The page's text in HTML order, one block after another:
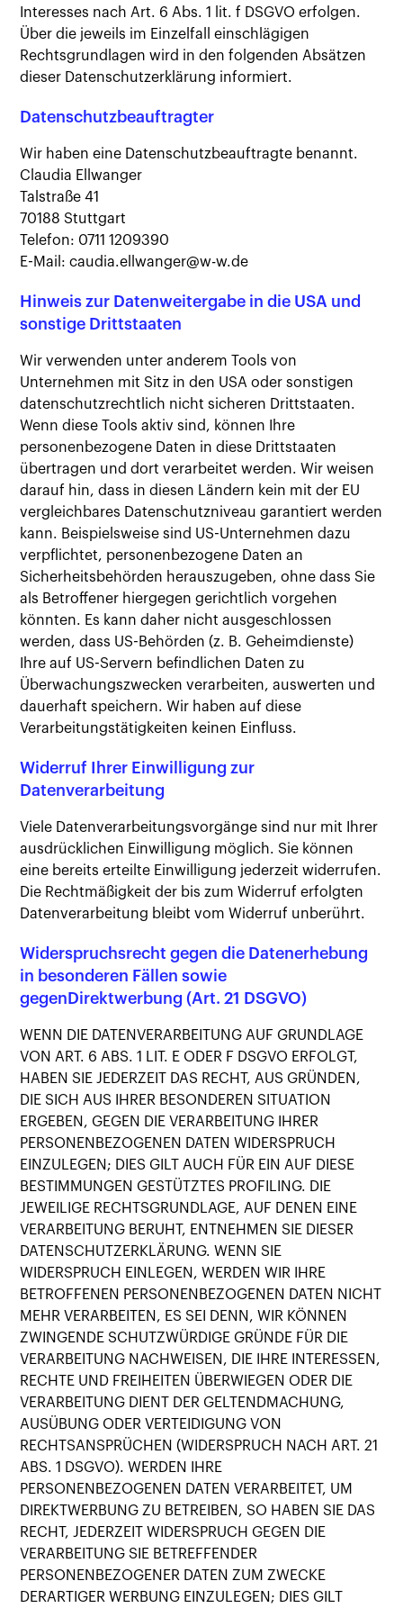
Interesses nach Art. 6 Abs. 1 lit. f DSGVO erfolgen.
Über die jeweils im Einzelfall einschlägigen
Rechtsgrundlagen wird in den folgenden Absätzen
dieser Datenschutzerklärung informiert.
Datenschutzbeauftragter
Wir haben eine Datenschutzbeauftragte benannt.
Claudia Ellwanger
Talstraße 41
70188 Stuttgart
Telefon: 0711 1209390
E-Mail: caudia.ellwanger@w-w.de
Hinweis zur Datenweitergabe in die USA und
sonstige Drittstaaten
Wir verwenden unter anderem Tools von
Unternehmen mit Sitz in den USA oder sonstigen
datenschutzrechtlich nicht sicheren Drittstaaten.
Wenn diese Tools aktiv sind, können Ihre
personenbezogene Daten in diese Drittstaaten
übertragen und dort verarbeitet werden. Wir weisen
darauf hin, dass in diesen Ländern kein mit der EU
vergleichbares Datenschutzniveau garantiert werden
kann. Beispielsweise sind US-Unternehmen dazu
verpflichtet, personenbezogene Daten an
Sicherheitsbehörden herauszugeben, ohne dass Sie
als Betroffener hiergegen gerichtlich vorgehen
könnten. Es kann daher nicht ausgeschlossen
werden, dass US-Behörden (z. B. Geheimdienste)
Ihre auf US-Servern befindlichen Daten zu
Überwachungszwecken verarbeiten, auswerten und
dauerhaft speichern. Wir haben auf diese
Verarbeitungstätigkeiten keinen Einfluss.
Widerruf Ihrer Einwilligung zur
Datenverarbeitung
Viele Datenverarbeitungsvorgänge sind nur mit Ihrer
ausdrücklichen Einwilligung möglich. Sie können
eine bereits erteilte Einwilligung jederzeit widerrufen.
Die Rechtmäßigkeit der bis zum Widerruf erfolgten
Datenverarbeitung bleibt vom Widerruf unberührt.
Widerspruchsrecht gegen die Datenerhebung
in besonderen Fällen sowie
gegenDirektwerbung (Art. 21 DSGVO)
WENN DIE DATENVERARBEITUNG AUF GRUNDLAGE
VON ART. 6 ABS. 1 LIT. E ODER F DSGVO ERFOLGT,
HABEN SIE JEDERZEIT DAS RECHT, AUS GRÜNDEN,
DIE SICH AUS IHRER BESONDEREN SITUATION
ERGEBEN, GEGEN DIE VERARBEITUNG IHRER
PERSONENBEZOGENEN DATEN WIDERSPRUCH
EINZULEGEN; DIES GILT AUCH FÜR EIN AUF DIESE
BESTIMMUNGEN GESTÜTZTES PROFILING. DIE
JEWEILIGE RECHTSGRUNDLAGE, AUF DENEN EINE
VERARBEITUNG BERUHT, ENTNEHMEN SIE DIESER
DATENSCHUTZERKLÄRUNG. WENN SIE
WIDERSPRUCH EINLEGEN, WERDEN WIR IHRE
BETROFFENEN PERSONENBEZOGENEN DATEN NICHT
MEHR VERARBEITEN, ES SEI DENN, WIR KÖNNEN
ZWINGENDE SCHUTZWÜRDIGE GRÜNDE FÜR DIE
VERARBEITUNG NACHWEISEN, DIE IHRE INTERESSEN,
RECHTE UND FREIHEITEN ÜBERWIEGEN ODER DIE
VERARBEITUNG DIENT DER GELTENDMACHUNG,
AUSÜBUNG ODER VERTEIDIGUNG VON
RECHTSANSPRÜCHEN (WIDERSPRUCH NACH ART. 21
ABS. 1 DSGVO). WERDEN IHRE
PERSONENBEZOGENEN DATEN VERARBEITET, UM
DIREKTWERBUNG ZU BETREIBEN, SO HABEN SIE DAS
RECHT, JEDERZEIT WIDERSPRUCH GEGEN DIE
VERARBEITUNG SIE BETREFFENDER
PERSONENBEZOGENER DATEN ZUM ZWECKE
DERARTIGER WERBUNG EINZULEGEN; DIES GILT